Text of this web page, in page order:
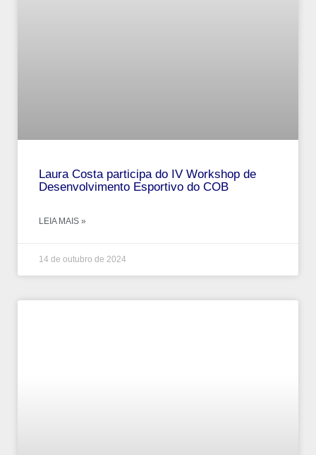
Laura Costa participa do IV Workshop de
Desenvolvimento Esportivo do COB
LEIA MAIS »
14 de outubro de 2024